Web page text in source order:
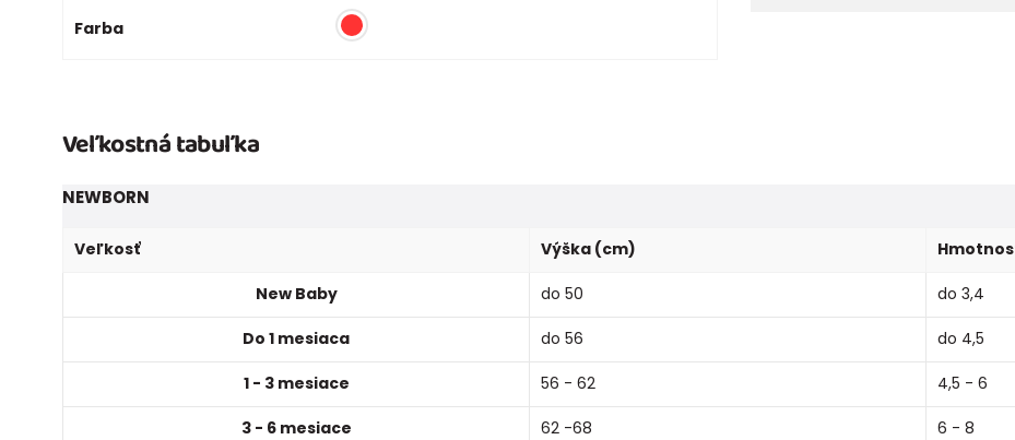
Farba
Veľkostná tabuľka
NEWBORN
Veľkosť Výška (cm)
New Baby do 50 do 3,4
Do 1 mesiaca do 56 do 4,5
1 - 3 mesiace 56 - 62 4,5 - 6
3 - 6 mesiace 62 -68 6 - 8